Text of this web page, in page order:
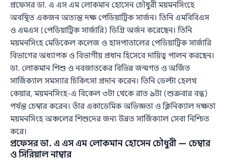
প্রফেসর ডা. এ এস এম লোকমান হোসেন চৌধুরী ময়মনসিংহে
অবস্থিত একজন অত্যন্ত দক্ষ পেডিয়াট্রিক সার্জন। তিনি এমবিবিএস
ও এমএস (পেডিয়াট্রিক সার্জারি) ডিগ্রি অর্জন করেছেন। তিনি
ময়মনসিংহ মেডিকেল কলেজ ও হাসপাতালের পেডিয়াট্রিক সার্জারি
বিভাগের অধ্যাপক ও বিভাগীয় প্রধান হিসেবে দায়িত্ব পালন করছেন।
ডা. লোকমান শিশু ও নবজাতকের বিভিন্ন জন্মগত ও অর্জিত
সার্জিক্যাল সমস্যার চিকিৎসা প্রদান করেন। তিনি ডেল্টা হেলথ
কেয়ার, ময়মনসিংহ-এ বিকেল ৩টা থেকে রাত ৯টা (শুক্রবার বন্ধ)
পর্যন্ত চেম্বার করেন। তাঁর একাডেমিক অভিজ্ঞতা ও ক্লিনিক্যাল দক্ষতা
ময়মনসিংহ অঞ্চলের শিশুদের জন্য উন্নত সার্জিক্যাল সেবা নিশ্চিত
করে।
প্রফেসর ডা. এ এস এম লোকমান হোসেন চৌধুরী — চেম্বার
ও সিরিয়াল নাম্বার